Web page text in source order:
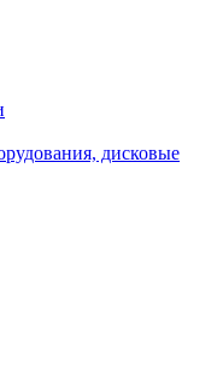
дисковые